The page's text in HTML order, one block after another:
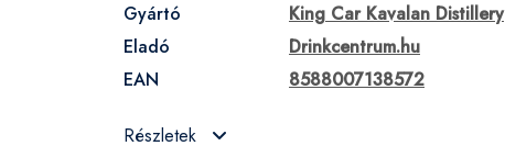
Gyártó
King Car Kavalan Distillery
Eladó
Drinkcentrum.hu
EAN
8588007138572
Részletek